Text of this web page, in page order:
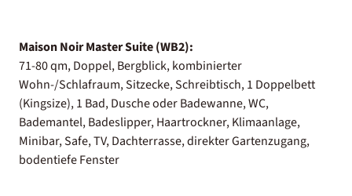
Maison Noir Master Suite (WB2):
71-80 qm, Doppel, Bergblick, kombinierter
Wohn-/Schlafraum, Sitzecke, Schreibtisch, 1 Doppelbett
(Kingsize), 1 Bad, Dusche oder Badewanne, WC,
Bademantel, Badeslipper, Haartrockner, Klimaanlage,
Minibar, Safe, TV, Dachterrasse, direkter Gartenzugang,
bodentiefe Fenster